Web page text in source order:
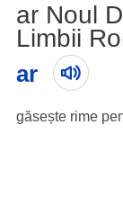
ar Noul
Limbii
ar
găsește rime